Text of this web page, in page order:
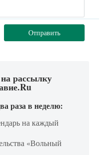
Отправить
рассылку
раза в неделю:
на каждый
«Вольный